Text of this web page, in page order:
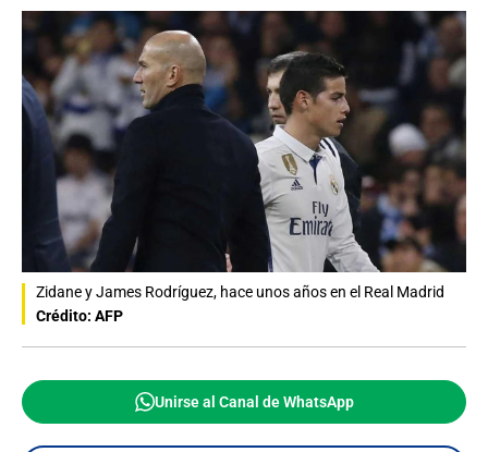
Zidane y James Rodríguez, hace unos años en el Real Madrid
Crédito: AFP
Unirse al Canal de WhatsApp